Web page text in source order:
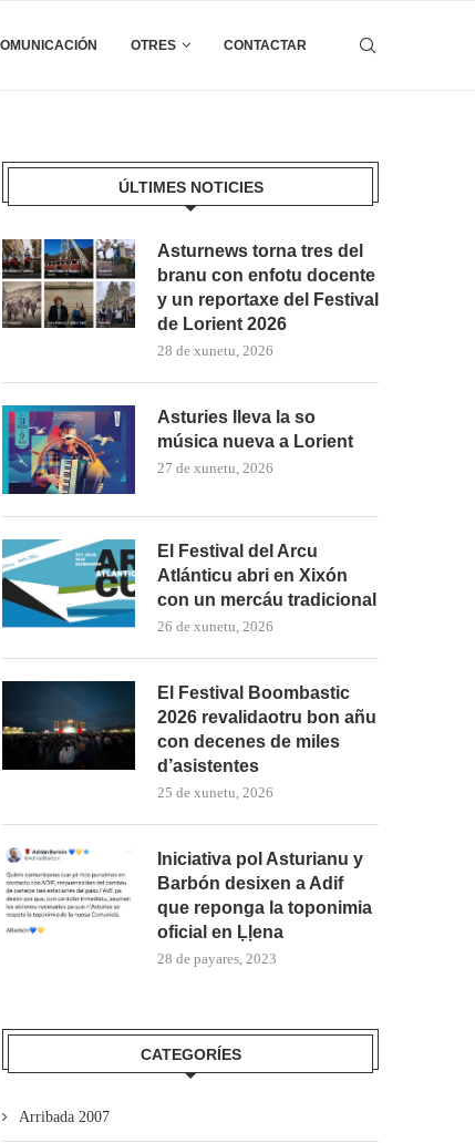
OTRES CONTACTAR
Son amuesa’l nuevu folk
El Trasiegu Fest va tener
ÚLTIMES NOTICIES
Asturnews torna tres del
branu con enfotu docente
y un reportaxe del Festival
de Lorient 2026
28 de xunetu, 2026
Asturies lleva la so
música nueva a Lorient
27 de xunetu, 2026
El Festival del Arcu
Atlánticu abri en Xixón
con un mercáu tradicional
26 de xunetu, 2026
El Festival Boombastic
2026 revalidaotru bon añu
con decenes de miles
d’asistentes
25 de xunetu, 2026
Iniciativa pol Asturianu y
Barbón desixen a Adif
que reponga la toponimia
oficial en Ḷḷena
28 de payares, 2023
CATEGORÍES
Arribada 2007